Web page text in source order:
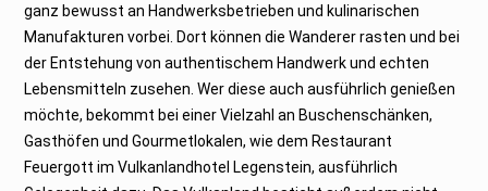
ganz bewusst an Handwerksbetrieben und kulinarischen
Manufakturen vorbei. Dort können die Wanderer rasten und bei
der Entstehung von authentischem Handwerk und echten
Lebensmitteln zusehen. Wer diese auch ausführlich genießen
möchte, bekommt bei einer Vielzahl an Buschenschänken,
Gasthöfen und Gourmetlokalen, wie dem Restaurant
Feuergott im Vulkanlandhotel Legenstein, ausführlich